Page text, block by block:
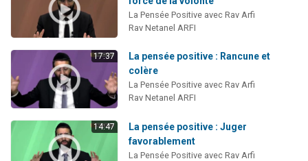
Il reste 49 places pour étudier en groupe sur Zoom
3 personnes viennent de faire un don pour Diane, 80 ans, dans un appartement insalubre
5 personnes viennent de faire un don pour Reloger Rivka, 6 enfants, victime de violences...
La Pensée Positive avec Rav Arfi
Rav Netanel ARFI
17:37
La pensée positive : Rancune et
colère
La Pensée Positive avec Rav Arfi
Rav Netanel ARFI
14:47
La pensée positive : Juger
favorablement
La Pensée Positive avec Rav Arfi